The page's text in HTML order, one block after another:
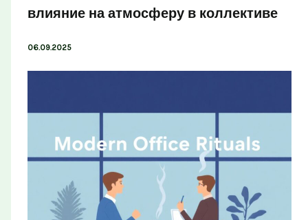
влияние на атмосферу в коллективе
06.09.2025